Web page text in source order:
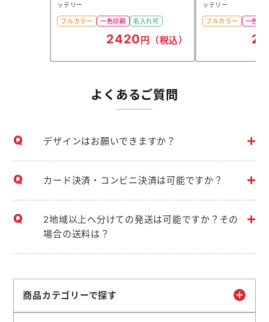
ッテリー
フルカラー 一色印刷 名入れ可
2420 円（税込）
ッテリー
フルカラー 一色印
よくあるご質問
デザインはお願いできますか？
カード決済・コンビニ決済は可能ですか？
2地域以上へ分けての発送は可能ですか？その
場合の送料は？
商品カテゴリーで探す